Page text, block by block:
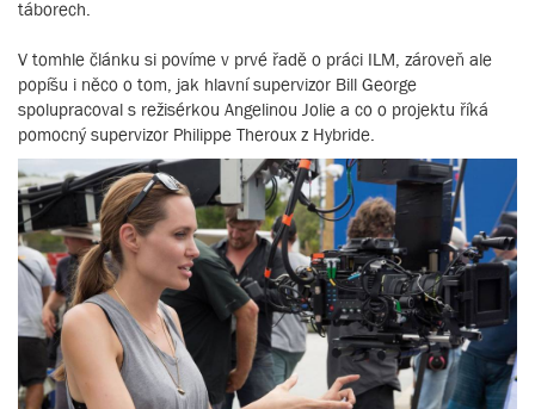
táborech.
V tomhle článku si povíme v prvé řadě o práci ILM, zároveň ale
popíšu i něco o tom, jak hlavní supervizor Bill George
spolupracoval s režisérkou Angelinou Jolie a co o projektu říká
pomocný supervizor Philippe Theroux z Hybride.